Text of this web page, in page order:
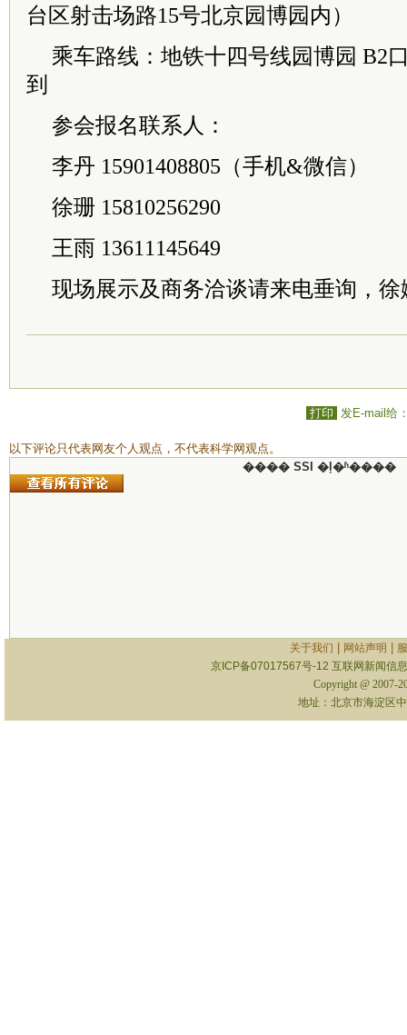
台区射击场路15号北京园博园内）
乘车路线：地铁十四号线园博园 B2
到
参会报名联系人：
李丹 15901408805（手机&微信）
徐珊 15810256290
王雨 13611145649
现场展示及商务洽谈请来电垂询，徐
打印 发E-mail给
以下评论只代表网友个人观点，不代表科学网观点。
���� SSI �ļ�ʱ����
关于我们 网站声明
京ICP备07017567号-12 互联网新闻信
Copyright @ 2007-
地址：北京市海淀区